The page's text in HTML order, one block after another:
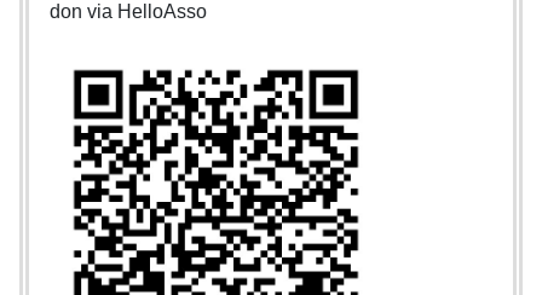
don via HelloAsso